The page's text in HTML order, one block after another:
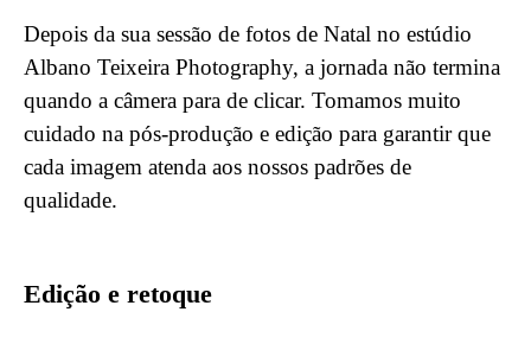
Depois da sua sessão de fotos de Natal no estúdio
Albano Teixeira Photography, a jornada não termina
quando a câmera para de clicar. Tomamos muito
cuidado na pós-produção e edição para garantir que
cada imagem atenda aos nossos padrões de
qualidade.
Edição e retoque